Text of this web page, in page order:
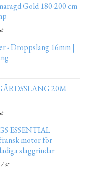
Gold 180-200 cm
- Droppslang 16mm |
20M
ESSENTIAL –
motor för
slaggrindar
st